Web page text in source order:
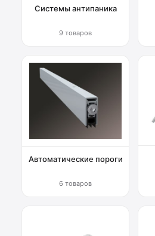
Системы антипаника
9 товаров
Автоматические пороги
6 товаров